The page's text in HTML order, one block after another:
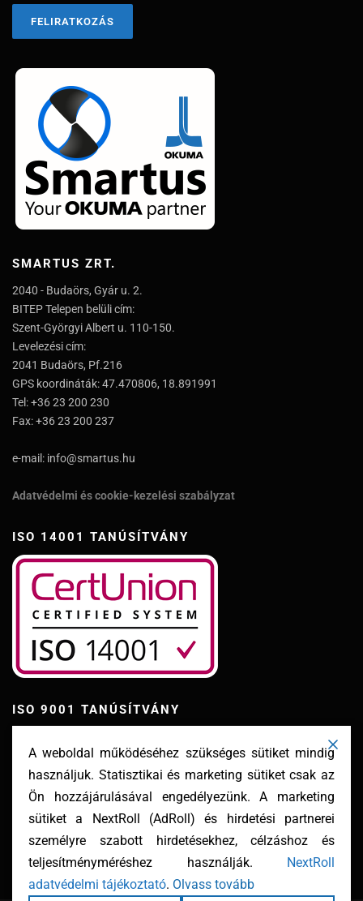
SMARTUS ZRT.
2040 - Budaörs, Gyár u. 2.
BITEP Telepen belüli cím:
Szent-Györgyi Albert u. 110-150.
Levelezési cím:
2041 Budaörs, Pf.216
GPS koordináták: 47.470806, 18.891991
Tel: +36 23 200 230
Fax: +36 23 200 237
e-mail: info@smartus.hu
Adatvédelmi és cookie-kezelési szabályzat
ISO 14001 TANÚSÍTVÁNY
ISO 9001 TANÚSÍTVÁNY
A weboldal működéséhez szükséges sütiket mindig
használjuk. Statisztikai és marketing sütiket csak az
Ön hozzájárulásával engedélyezünk. A marketing
sütiket a NextRoll (AdRoll) és hirdetési partnerei
személyre szabott hirdetésekhez, célzáshoz és
teljesítményméréshez használják. NextRoll
adatvédelmi tájékoztató. Olvass tovább